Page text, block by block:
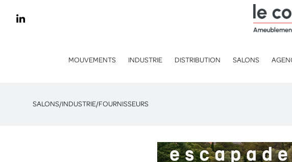
MOUVEMENTS INDUSTRIE DISTRIBUTION SALONS
SALONS/INDUSTRIE/FOURNISSEURS